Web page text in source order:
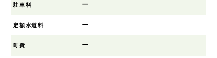
駐車料 ー
定額水道料 ー
町費 ー